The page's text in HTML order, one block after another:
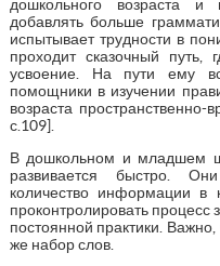
дошкольного возраста и
добавлять больше
испытывает трудности в
проходит сказочный путь,
усвоение. На пути ему
помощники в изучении
возраста пространственно-
с.109].
В дошкольном и младшем
развивается быстро.
количество информации в
проконтролировать
постоянной практики.
же набор слов.